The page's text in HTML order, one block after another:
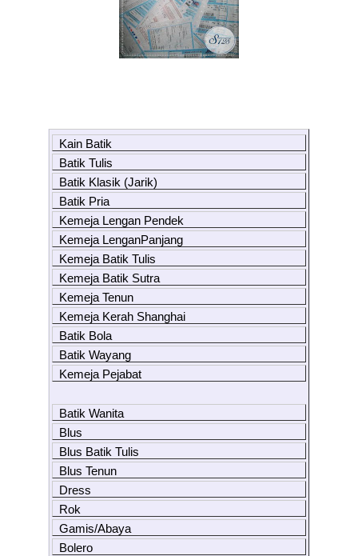
Kain Batik
Batik Tulis
Batik Klasik (Jarik)
Batik Pria
Kemeja Lengan Pendek
Kemeja LenganPanjang
Kemeja Batik Tulis
Kemeja Batik Sutra
Kemeja Tenun
Kemeja Kerah Shanghai
Batik Bola
Batik Wayang
Kemeja Pejabat
Batik Wanita
Blus
Blus Batik Tulis
Blus Tenun
Dress
Rok
Gamis/Abaya
Bolero